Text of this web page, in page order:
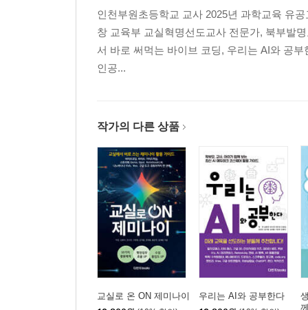
인천부원초등학교 교사 2025년 과학교육 유
창 교육부 교실혁명선도교사 전문가, 북부발
서 바로 써먹는 바이브 코딩, 우리는 AI와 공
인공...
작가의 다른 상품
교실로 온 ON 제미나이 우리는 AI와 공부한다